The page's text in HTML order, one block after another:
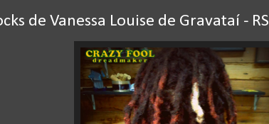
de Vanessa Louise de Gravataí - RS